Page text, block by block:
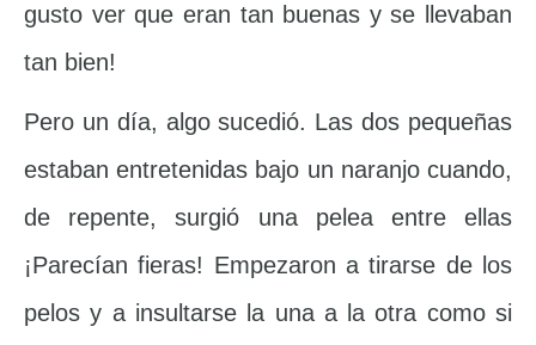
gusto ver que eran tan buenas y se llevaban
tan bien!
Pero un día, algo sucedió. Las dos pequeñas
estaban entretenidas bajo un naranjo cuando,
de repente, surgió una pelea entre ellas
¡Parecían fieras! Empezaron a tirarse de los
pelos y a insultarse la una a la otra como si